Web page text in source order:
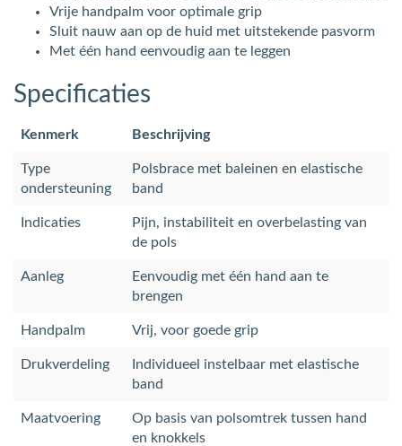
Vrije handpalm voor optimale grip
Sluit nauw aan op de huid met uitstekende pasvorm
Met één hand eenvoudig aan te leggen
Specificaties
Kenmerk Beschrijving
Type
ondersteuning
Polsbrace met baleinen en elastische
band
Indicaties
Pijn, instabiliteit en overbelasting van
de pols
Aanleg
Eenvoudig met één hand aan te
brengen
Handpalm Vrij, voor goede grip
Drukverdeling
Individueel instelbaar met elastische
band
Maatvoering
Op basis van polsomtrek tussen hand
en knokkels